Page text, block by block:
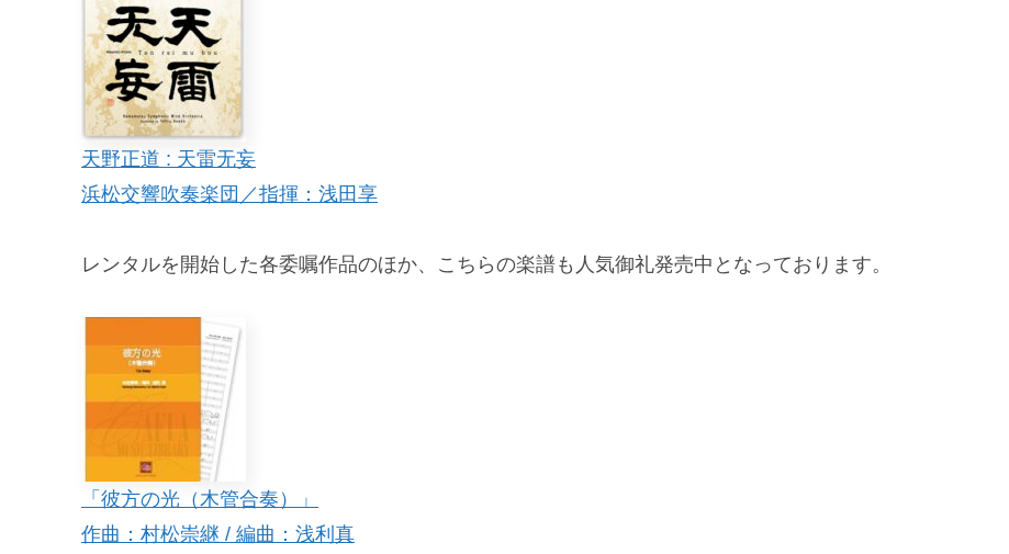
天野正道 : 天雷无妄
浜松交響吹奏楽団／指揮：浅田享
レンタルを開始した各委嘱作品のほか、こちらの楽譜も人気御礼発売中となっております。
「彼方の光（木管合奏）」
作曲：村松崇継 / 編曲：浅利真